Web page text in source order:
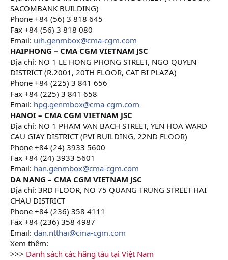
SACOMBANK BUILDING)
Phone +84 (56) 3 818 645
Fax +84 (56) 3 818 080
Email: uih.genmbox@cma-cgm.com
HAIPHONG – CMA CGM VIETNAM JSC
Địa chỉ: NO 1 LE HONG PHONG STREET, NGO QUYEN
DISTRICT (R.2001, 20TH FLOOR, CAT BI PLAZA)
Phone +84 (225) 3 841 656
Fax +84 (225) 3 841 658
Email: hpg.genmbox@cma-cgm.com
HANOI – CMA CGM VIETNAM JSC
Địa chỉ: NO 1 PHAM VAN BACH STREET, YEN HOA WARD
CAU GIAY DISTRICT (PVI BUILDING, 22ND FLOOR)
Phone +84 (24) 3933 5600
Fax +84 (24) 3933 5601
Email: han.genmbox@cma-cgm.com
DA NANG – CMA CGM VIETNAM JSC
Địa chỉ: 3RD FLOOR, NO 75 QUANG TRUNG STREET HAI
CHAU DISTRICT
Phone +84 (236) 358 4111
Fax +84 (236) 358 4987
Email: dan.ntthai@cma-cgm.com
Xem thêm:
>>> Danh sách các hãng tàu tại Việt Nam